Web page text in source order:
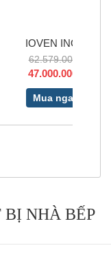
NHÀ BẾP